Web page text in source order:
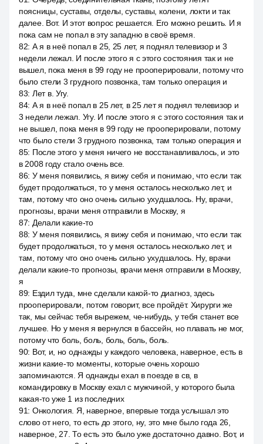
поясницы, суставы, отделы, суставы, колени, локти и так
далее. Вот. И этот вопрос решается. Его можно решить. И я
пока сам не попал в эту западню в своё время.
82: А я в неё попал в 25, 25 лет, я поднял телевизор и 3
недели лежал. И после этого я с этого состояния так и не
вышел, пока меня в 99 году не прооперировали, потому что
было стели 3 грудного позвонка, там только операция и
83: Лет в. Угу.
84: А я в неё попал в 25 лет, в 25 лет я поднял телевизор и
3 недели лежал. Угу. И после этого я с этого состояния так и
не вышел, пока меня в 99 году не прооперировали, потому
что было стели 3 грудного позвонка, там только операция и
85: После этого у меня ничего не восстанавливалось, и это
в 2008 году стало очень все.
86: У меня появились, я вижу себя и понимаю, что если так
будет продолжаться, то у меня осталось несколько лет, и
там, потому что оно очень сильно ухудшалось. Ну, врачи,
прогнозы, врачи меня отправили в Москву, я
87: Делали какие-то
88: У меня появились, я вижу себя и понимаю, что если так
будет продолжаться, то у меня осталось несколько лет, и
там, потому что оно очень сильно ухудшалось. Ну, врачи
делали какие-то прогнозы, врачи меня отправили в Москву,
я
89: Ездил туда, мне сделали какой-то диагноз, здесь
прооперировали, потом говорит, все пройдёт. Хирурги же
так, мы сейчас тебя вырежем, че-нибудь, у тебя станет все
лучшее. Но у меня я вернулся в бассейн, но плавать не мог,
потому что боль, боль, боль, боль, боль.
90: Вот, и, но однажды у каждого человека, наверное, есть в
жизни какие-то моменты, которые очень хорошо
запоминаются. Я однажды ехал в поезде в св, в
командировку в Москву ехал с мужчиной, у которого была
какая-то уже 1 из последних
91: Онкология. Я, наверное, впервые тогда услышал это
слово от него, то есть до этого, ну, это мне было года 26,
наверное, 27. То есть это было уже достаточно давно. Вот, и